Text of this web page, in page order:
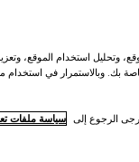
وتحليل استخدام الموقع،
بك. وبالاستمرار في استخدام
الرجوع إلى سياسة ملفات